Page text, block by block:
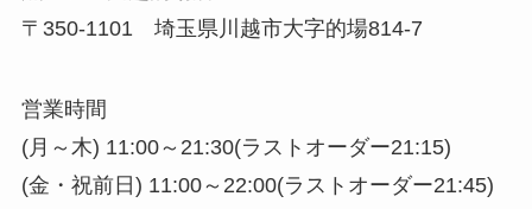
〒350-1101 埼玉県川越市大字的場814-7
営業時間
(月～木) 11:00～21:30(ラストオーダー21:15)
(金・祝前日) 11:00～22:00(ラストオーダー21:45)